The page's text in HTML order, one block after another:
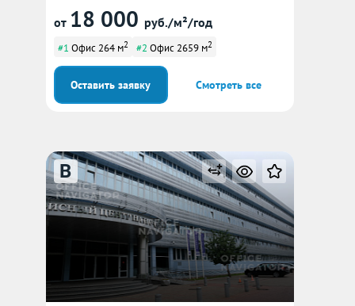
от 18 000 руб./м²/год
#1 Офис 264 м2 #2 Офис 2659 м2
Оставить заявку Смотреть все
B